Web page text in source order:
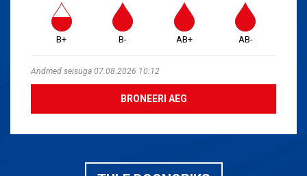
B+ B- AB+ AB-
Andmed seisuga 07.08.2026 10:12
BRONEERI AEG